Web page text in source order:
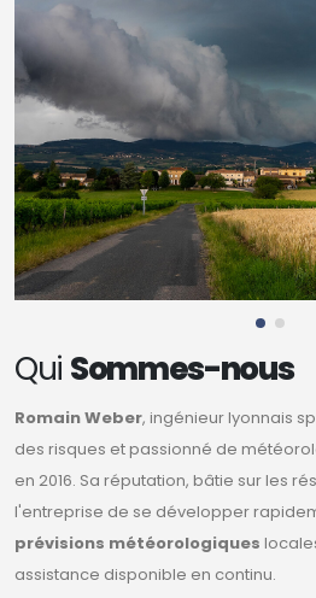
Qui Sommes-nous
Romain Weber, ingénieur lyonnais
des risques et passionné de
en 2016. Sa réputation, bâtie sur les
l'entreprise de se développer
prévisions météorologiques
assistance disponible en continu.